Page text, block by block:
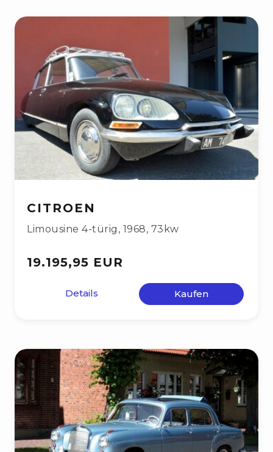
CITROEN
Limousine 4-türig , 1968, 73kw
19.195,95 EUR
Details Kaufen